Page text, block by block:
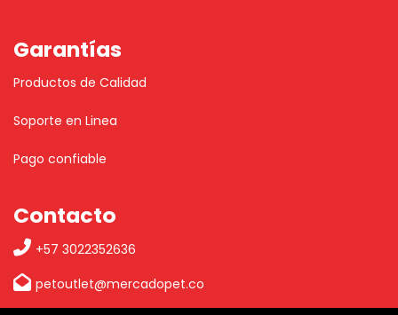
Garantías
Productos de Calidad
Soporte en Linea
Pago confiable
Contacto
+57 3022352636
petoutlet@mercadopet.co